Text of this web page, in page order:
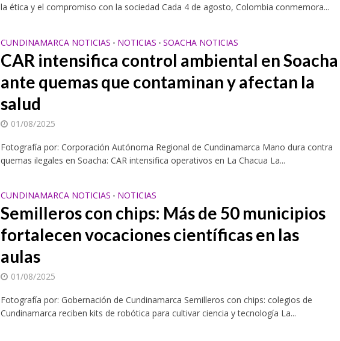
la ética y el compromiso con la sociedad Cada 4 de agosto, Colombia conmemora...
CUNDINAMARCA NOTICIAS • NOTICIAS • SOACHA NOTICIAS
CAR intensifica control ambiental en Soacha
ante quemas que contaminan y afectan la
salud
01/08/2025
Fotografía por: Corporación Autónoma Regional de Cundinamarca Mano dura contra
quemas ilegales en Soacha: CAR intensifica operativos en La Chacua La...
CUNDINAMARCA NOTICIAS • NOTICIAS
Semilleros con chips: Más de 50 municipios
fortalecen vocaciones científicas en las
aulas
01/08/2025
Fotografía por: Gobernación de Cundinamarca Semilleros con chips: colegios de
Cundinamarca reciben kits de robótica para cultivar ciencia y tecnología La...